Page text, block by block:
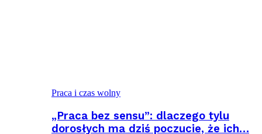
Praca i czas wolny
„Praca bez sensu”: dlaczego tylu
dorosłych ma dziś poczucie, że ich…